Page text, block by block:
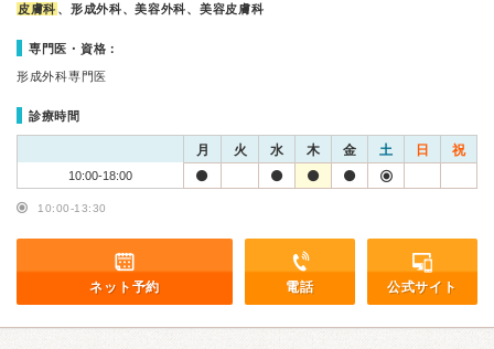
皮膚科 、形成外科、美容外科、美容皮膚科
専門医・資格：
形成外科専門医
診療時間
月 火 水 木 金 土 日 祝
10:00-18:00
10:00-13:30
ネット予約 電話 公式サイト